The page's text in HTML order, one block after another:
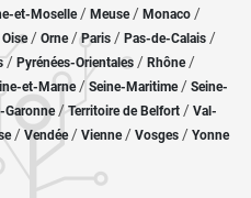
et-Moselle/ Meuse/ Monaco /
Oise / Orne/Paris / Pas-de-Calais /
/ Pyrénées-Orientales / Rhône/
et-Marne/ Seine-Maritime/ Seine-
Garonne/Territoire de Belfort / Val-
/ Vendée/ Vienne/ Vosges / Yonne